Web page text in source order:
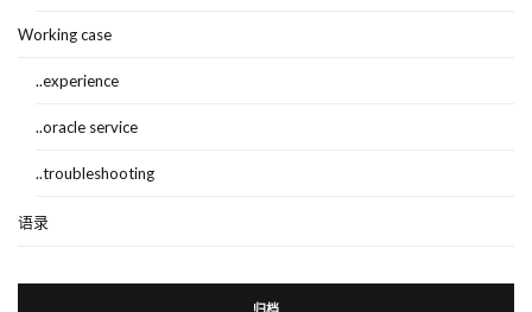
Working case
..experience
..oracle service
..troubleshooting
语录